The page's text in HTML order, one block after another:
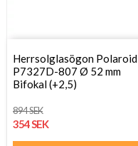
Herrsolglasögon Polaroid
P7327D-807 Ø 52 mm
Bifokal (+2,5)
894 SEK
354 SEK